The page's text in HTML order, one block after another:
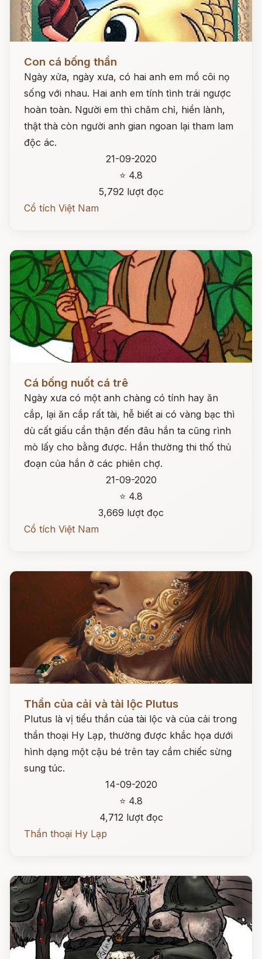
Con cá bống thần
Ngày xửa, ngày xưa, có hai anh em mồ côi nọ
sống với nhau. Hai anh em tính tình trái ngược
hoàn toàn. Người em thì chăm chỉ, hiền lành,
thật thà còn người anh gian ngoan lại tham lam
độc ác.
21-09-2020
⭐ 4.8
5,792 lượt đọc
Cổ tích Việt Nam
Đọc ngay
Cá bống nuốt cá trê
Ngày xưa có một anh chàng có tính hay ăn
cắp, lại ăn cắp rất tài, hễ biết ai có vàng bạc thì
dù cất giấu cẩn thận đến đâu hắn ta cũng rình
mò lấy cho bằng được. Hắn thường thi thố thủ
đoạn của hắn ở các phiên chợ.
21-09-2020
⭐ 4.8
3,669 lượt đọc
Cổ tích Việt Nam
Đọc ngay
Thần của cải và tài lộc Plutus
Plutus là vị tiểu thần của tài lộc và của cải trong
thần thoại Hy Lạp, thường được khắc họa dưới
hình dạng một cậu bé trên tay cầm chiếc sừng
sung túc.
14-09-2020
⭐ 4.8
4,712 lượt đọc
Thần thoại Hy Lạp